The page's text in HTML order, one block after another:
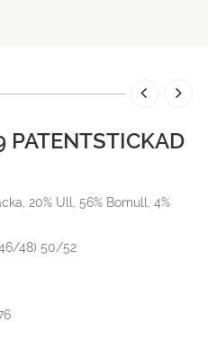
PATENTSTICKAD
20% Ull, 56% Bomull, 4%
48) 50/52